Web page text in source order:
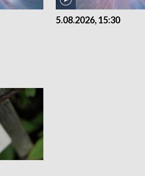
5.08.2026, 15:30